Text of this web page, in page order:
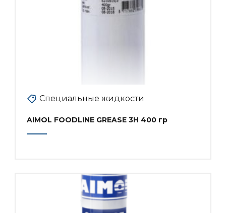
Специальные жидкости
AIMOL FOODLINE GREASE 3H 400 гр